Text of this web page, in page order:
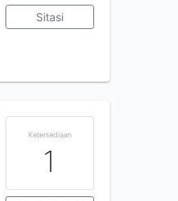
Sitasi
Ketersediaan
1